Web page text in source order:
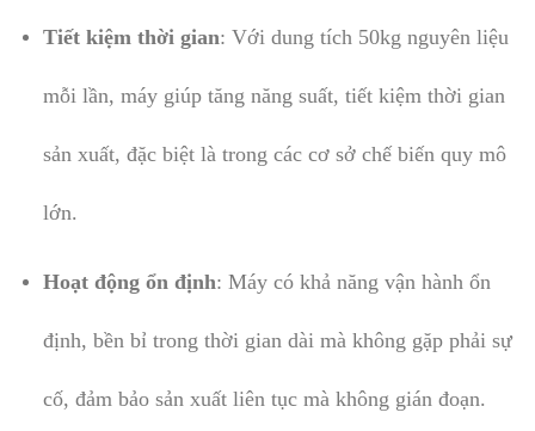
Tiết kiệm thời gian: Với dung tích 50kg nguyên liệu
mỗi lần, máy giúp tăng năng suất, tiết kiệm thời gian
sản xuất, đặc biệt là trong các cơ sở chế biến quy mô
lớn.
Hoạt động ổn định: Máy có khả năng vận hành ổn
định, bền bỉ trong thời gian dài mà không gặp phải sự
cố, đảm bảo sản xuất liên tục mà không gián đoạn.